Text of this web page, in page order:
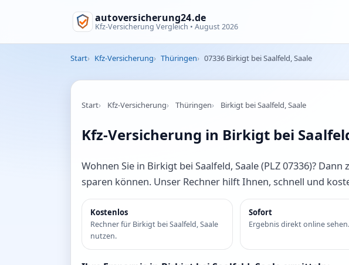
autoversicherung24.de
Kfz-Versicherung Vergleich • August 2026
Start Kfz-Versicherung Thüringen 07336 Birkigt bei Saalfeld, Saale
Start Kfz-Versicherung Thüringen Birkigt bei Saalfeld, Saale
Kfz-Versicherung in Birkigt bei
Wohnen Sie in Birkigt bei Saalfeld, Saale (PLZ 07336)?
sparen können. Unser Rechner hilft Ihnen, schnell und
Kostenlos
Rechner für Birkigt bei Saalfeld, Saale
nutzen.
Sofort
Ergebnis direkt online sehen.